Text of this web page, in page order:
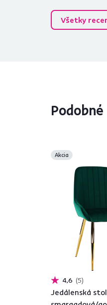
Všetky
Akcia
4,6 5
Jedálenská